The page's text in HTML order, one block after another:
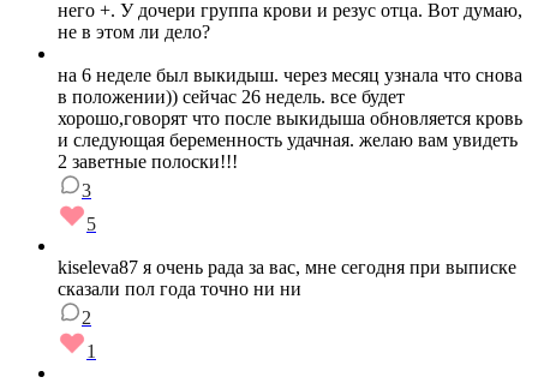
него +. У дочери группа крови и резус отца. Вот думаю,
не в этом ли дело?
на 6 неделе был выкидыш. через месяц узнала что снова
в положении)) сейчас 26 недель. все будет
хорошо,говорят что после выкидыша обновляется кровь
и следующая беременность удачная. желаю вам увидеть
2 заветные полоски!!!
3
5
kiseleva87 я очень рада за вас, мне сегодня при выписке
сказали пол года точно ни ни
2
1